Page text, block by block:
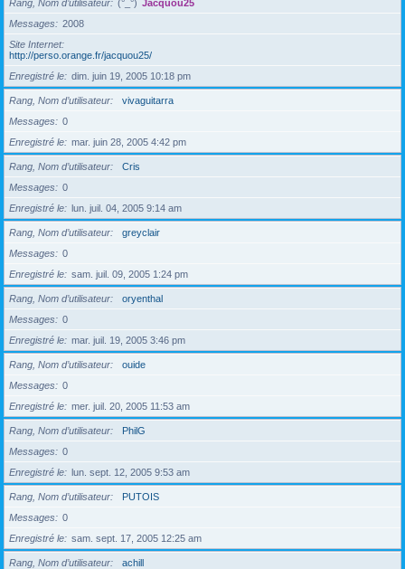
Rang, Nom d’utilisateur (°_°) Jacquou25
Messages
2008
Site Internet
http://perso.orange.fr/jacquou25/
Enregistré le
dim. juin 19, 2005 10:18 pm
Rang, Nom d’utilisateur
vivaguitarra
Messages
0
Enregistré le
mar. juin 28, 2005 4:42 pm
Rang, Nom d’utilisateur
Cris
Messages
0
Enregistré le
lun. juil. 04, 2005 9:14 am
Rang, Nom d’utilisateur
greyclair
Messages
0
Enregistré le
sam. juil. 09, 2005 1:24 pm
Rang, Nom d’utilisateur
oryenthal
Messages
0
Enregistré le
mar. juil. 19, 2005 3:46 pm
Rang, Nom d’utilisateur
ouide
Messages
0
Enregistré le
mer. juil. 20, 2005 11:53 am
Rang, Nom d’utilisateur
PhilG
Messages
0
Enregistré le
lun. sept. 12, 2005 9:53 am
Rang, Nom d’utilisateur
PUTOIS
Messages
0
Enregistré le
sam. sept. 17, 2005 12:25 am
Rang, Nom d’utilisateur
achill